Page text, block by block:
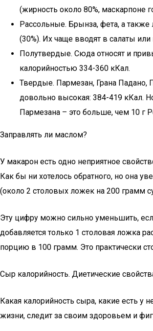
(жирность около 80%, маскарпоне
Рассольные. Брынза, фета, а
(30%). Их чаще вводят в салаты
Полутвердые. Сюда относят и
калорийностью 334-360 кКал.
Твердые. Пармезан, Грана Падано,
довольно высокая: 384-419 кКал.
Пармезана – это больше, чем 10 г
Заправлять ли маслом?
У макарон есть одно неприятное
Как бы ни хотелось обратного, но она
(около 2 столовых ложек на 200 грамм
Эту цифру можно сильно уменьшить,
добавляется только 1 столовая ложка
порцию в 100 грамм. Это практически
Сыр калорийность. Диетические
Какая калорийность сыра, какие есть у
жизни, следит за своим здоровьем и